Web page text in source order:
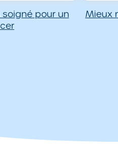
soigné pour un
Mieux